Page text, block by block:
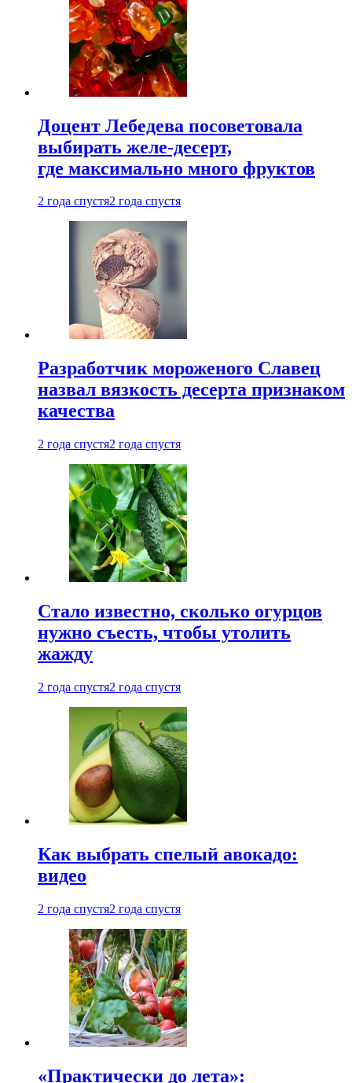
Доцент Лебедева посоветовала
выбирать желе-десерт,
где максимально много фруктов
2 года спустя2 года спустя
Разработчик мороженого Славец
назвал вязкость десерта признаком
качества
2 года спустя2 года спустя
Стало известно, сколько огурцов
нужно съесть, чтобы утолить
жажду
2 года спустя2 года спустя
Как выбрать спелый авокадо:
видео
2 года спустя2 года спустя
«Практически до лета»: